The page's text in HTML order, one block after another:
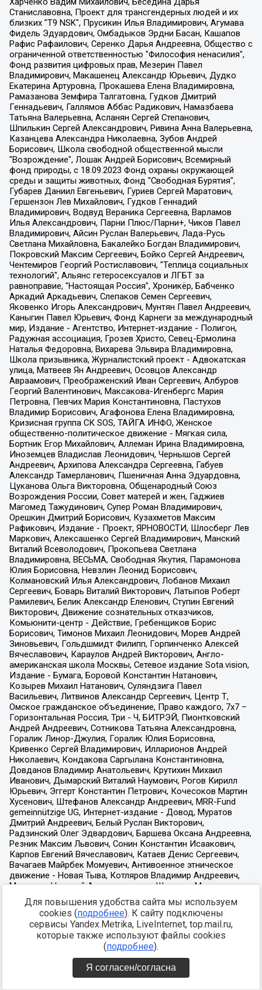
Для повышения удобства сайта мы используем
cookies (подробнее). К сайту подключены
сервисы Yandex.Metrika, LiveInternet, top.mail.ru,
которые также используют файлы cookies
(подробнее).
Я согласен/согласна